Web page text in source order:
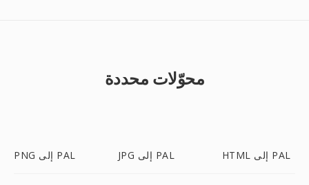
محوّلات محددة
PNG إلى PAL JPG إلى PAL HTML إلى PAL